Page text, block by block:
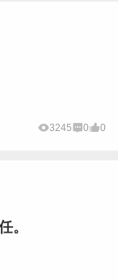
3245 0 0
。